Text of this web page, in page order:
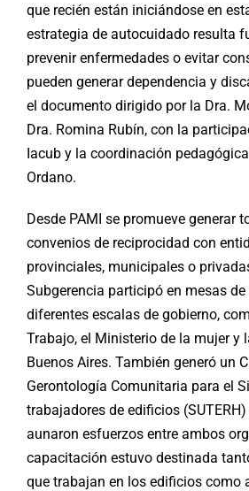
que recién están iniciándose en
estrategia de autocuidado resulta
prevenir enfermedades o evitar
pueden generar dependencia y
el documento dirigido por la Dra.
Dra. Romina Rubín, con la
Iacub y la coordinación
Ordano.
Desde PAMI se promueve generar
convenios de reciprocidad con
provinciales, municipales o
Subgerencia participó en mesas
diferentes escalas de gobierno,
Trabajo, el Ministerio de la mujer y
Buenos Aires. También generó un
Gerontología Comunitaria para el
trabajadores de edificios
aunaron esfuerzos entre ambos
capacitación estuvo destinada
que trabajan en los edificios como